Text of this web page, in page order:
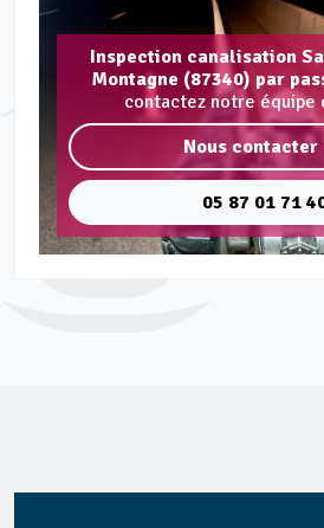
Inspection canalisation
Montagne (87340) par
contactez notre équipe
Nous contacter
05 87 01 71